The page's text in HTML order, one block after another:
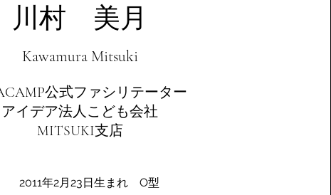
川村 美月
Kawamura Mitsuki
公式ファシリテーター
アイデア法人こども会社
​MITSUKI支店
2011年2月23日生まれ O型